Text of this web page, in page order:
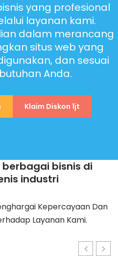
yang profesional
layanan kami.
dalam merancang
situs web yang
dan sesuai
Anda.
Klaim Diskon 1jt
bisnis di
industri
Kepercayaan Dan
Layanan Kami.